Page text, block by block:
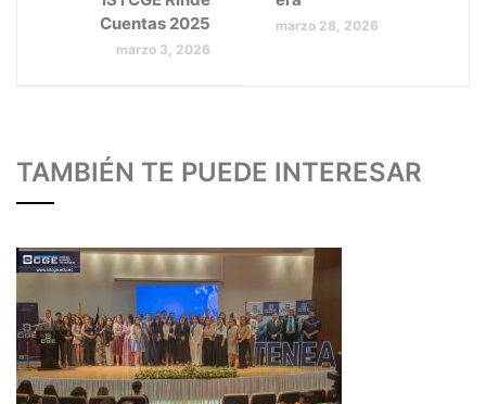
Cuentas 2025
marzo 3, 2026
marzo 28, 2026
TAMBIÉN TE PUEDE INTERESAR